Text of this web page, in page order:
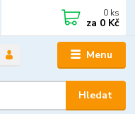
Menu
Hledat
0 ks
za 0 Kč